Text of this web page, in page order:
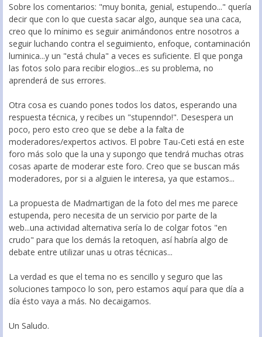
Sobre los comentarios: "muy bonita, genial, estupendo..." quería
decir que con lo que cuesta sacar algo, aunque sea una caca,
creo que lo mínimo es seguir animándonos entre nosotros a
seguir luchando contra el seguimiento, enfoque, contaminación
luminica...y un "está chula" a veces es suficiente. El que ponga
las fotos solo para recibir elogios...es su problema, no
aprenderá de sus errores.
Otra cosa es cuando pones todos los datos, esperando una
respuesta técnica, y recibes un "stupenndo!". Desespera un
poco, pero esto creo que se debe a la falta de
moderadores/expertos activos. El pobre Tau-Ceti está en este
foro más solo que la una y supongo que tendrá muchas otras
cosas aparte de moderar este foro. Creo que se buscan más
moderadores, por si a alguien le interesa, ya que estamos...
La propuesta de Madmartigan de la foto del mes me parece
estupenda, pero necesita de un servicio por parte de la
web...una actividad alternativa sería lo de colgar fotos "en
crudo" para que los demás la retoquen, así habría algo de
debate entre utilizar unas u otras técnicas...
La verdad es que el tema no es sencillo y seguro que las
soluciones tampoco lo son, pero estamos aquí para que día a
día ésto vaya a más. No decaigamos.
Un Saludo.